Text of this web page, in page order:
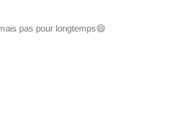
pas pour longtemps😄